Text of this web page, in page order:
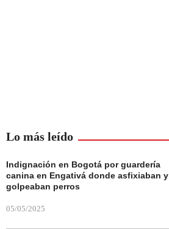
Lo más leído
Indignación en Bogotá por guardería
canina en Engativá donde asfixiaban y
golpeaban perros
05/05/2025